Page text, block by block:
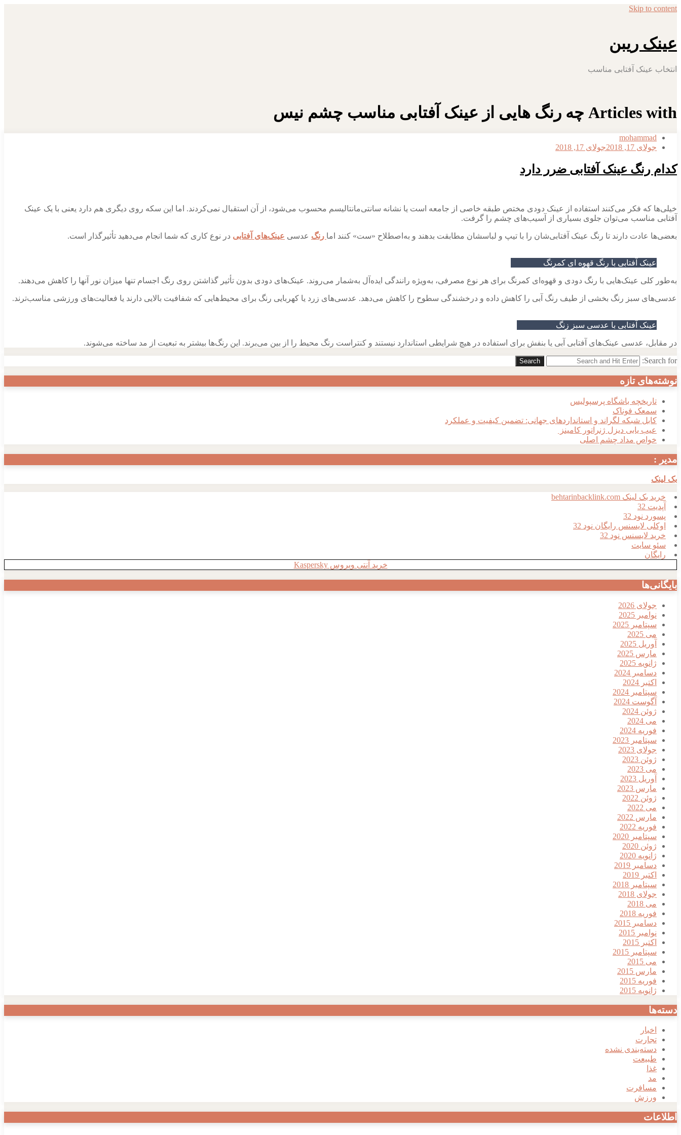
Skip to content
عینک ریبن
انتخاب عینک آفتابی مناسب
Articles with چه رنگ هایی از عینک آفتابی مناسب چشم نیس
mohammad
جولای 17, 2018
جولای 17, 2018
کدام رنگ عینک آفتابی ضرر دارد
خیلی‌ها که فکر می‌کنند استفاده از عینک دودی مختص طبقه خاصی از جامعه است یا نشانه سانتی‌مانتالیسم محسوب می‌شود، از آن استقبال نمی‌کردند. اما این سکه روی دیگری هم دارد یعنی با یک عینک
آفتابی مناسب می‌توان جلوی بسیاری از آسیب‌های چشم را گرفت.
بعضی‌ها عادت دارند تا رنگ عینک آفتابی‌شان را با تیپ و لباسشان مطابقت بدهند و به‌اصطلاح «ست» کنند اما رنگ عدسی عینک‌های آفتابی در نوع کاری که شما انجام می‌دهید تأثیرگذار است.
عینک آفتابی با رنگ قهوه ای کمرنگ
به‌طور کلی عینک‌هایی با رنگ دودی و قهوه‌ای کمرنگ برای هر نوع مصرفی، به‌ویژه رانندگی ایده‌آل به‌شمار می‌روند. عینک‌های دودی بدون تأثیر گذاشتن روی رنگ اجسام تنها میزان نور آنها را کاهش می‌دهند.
عدسی‌های سبز رنگ بخشی از طیف رنگ آبی را کاهش داده و درخشندگی سطوح را کاهش می‌دهد. عدسی‌های زرد یا کهربایی رنگ برای محیط‌هایی که شفافیت بالایی دارند یا فعالیت‌های ورزشی مناسب‌ترند.
عینک آفتابی با عدسی سبز زنگ
در مقابل، عدسی عینک‌های آفتابی آبی یا بنفش برای استفاده در هیچ شرایطی استاندارد نیستند و کنتراست رنگ محیط را از بین می‌برند. این رنگ‌ها بیشتر به تبعیت از مد ساخته می‌شوند.
Search for:
Search
نوشته‌های تازه
تاریخچه باشگاه پرسپولیس
سمعک فوناک
کابل شبکه لگراند و استانداردهای جهانی: تضمین کیفیت و عملکرد
عیب یابی دیزل ژنراتور کامینز
خواص مداد چشم اصلی
مدیر :
بک لینک
خرید بک لینک behtarinbacklink.com
آپدیت 32
پسورد نود 32
اوکلی لایسنس رایگان نود 32
خرید لایسنس نود 32
سئو سایت
رایگان
خرید آنتی ویروس Kaspersky
بایگانی‌ها
جولای 2026
نوامبر 2025
سپتامبر 2025
می 2025
آوریل 2025
مارس 2025
ژانویه 2025
دسامبر 2024
اکتبر 2024
سپتامبر 2024
آگوست 2024
ژوئن 2024
می 2024
فوریه 2024
سپتامبر 2023
جولای 2023
ژوئن 2023
می 2023
آوریل 2023
مارس 2023
ژوئن 2022
می 2022
مارس 2022
فوریه 2022
سپتامبر 2020
ژوئن 2020
ژانویه 2020
دسامبر 2019
اکتبر 2019
سپتامبر 2018
جولای 2018
می 2018
فوریه 2018
دسامبر 2015
نوامبر 2015
اکتبر 2015
سپتامبر 2015
می 2015
مارس 2015
فوریه 2015
ژانویه 2015
دسته‌ها
اخبار
تجارت
دسته‌بندی نشده
طبیعت
غذا
مد
مسافرت
ورزش
اطلاعات